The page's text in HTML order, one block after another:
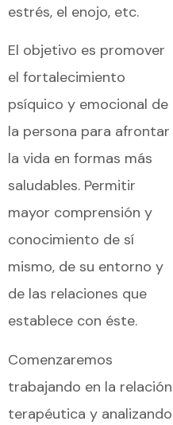
estrés, el enojo, etc.
El objetivo es promover
el fortalecimiento
psíquico y emocional de
la persona para afrontar
la vida en formas más
saludables. Permitir
mayor comprensión y
conocimiento de sí
mismo, de su entorno y
de las relaciones que
establece con éste.
Comenzaremos
trabajando en la relación
terapéutica y analizando